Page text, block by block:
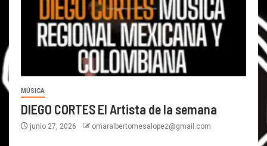
MÚSICA
DIEGO CORTES El Artista de la semana
junio 27, 2026 omaralbertomesalopez@gmail.com